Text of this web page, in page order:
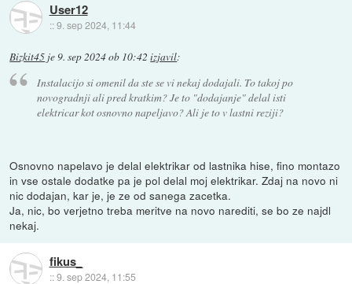
User12
::9. sep 2024, 11:44
Bizkit45 je9. sep 2024 ob 10:42 izjavil:
Instalacijo si omenil da ste se vi nekaj dodajali. To takoj po
novogradnji ali pred kratkim? Je to "dodajanje" delal isti
elektricar kot osnovno napeljavo? Ali je to v lastni reziji?
Osnovno napelavo je delal elektrikar od lastnika hise, fino montazo
in vse ostale dodatke pa je pol delal moj elektrikar. Zdaj na novo ni
nic dodajan, kar je, je ze od sanega zacetka.
Ja, nic, bo verjetno treba meritve na novo narediti, se bo ze najdl
nekaj.
fikus_
::9. sep 2024, 11:55